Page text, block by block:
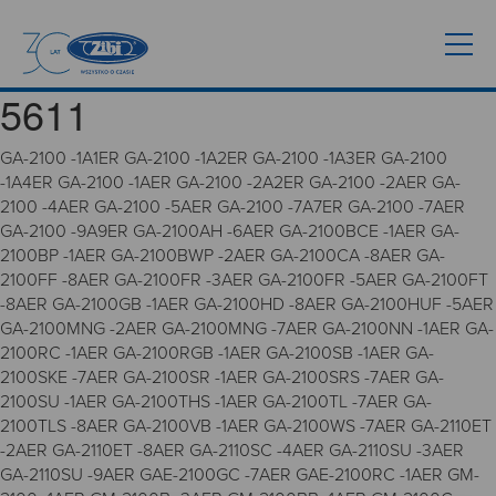
5611
GA-2100 -1A1ER GA-2100 -1A2ER GA-2100 -1A3ER GA-2100
-1A4ER GA-2100 -1AER GA-2100 -2A2ER GA-2100 -2AER GA-
2100 -4AER GA-2100 -5AER GA-2100 -7A7ER GA-2100 -7AER
GA-2100 -9A9ER GA-2100AH -6AER GA-2100BCE -1AER GA-
2100BP -1AER GA-2100BWP -2AER GA-2100CA -8AER GA-
2100FF -8AER GA-2100FR -3AER GA-2100FR -5AER GA-2100FT
-8AER GA-2100GB -1AER GA-2100HD -8AER GA-2100HUF -5AER
GA-2100MNG -2AER GA-2100MNG -7AER GA-2100NN -1AER GA-
2100RC -1AER GA-2100RGB -1AER GA-2100SB -1AER GA-
2100SKE -7AER GA-2100SR -1AER GA-2100SRS -7AER GA-
2100SU -1AER GA-2100THS -1AER GA-2100TL -7AER GA-
2100TLS -8AER GA-2100VB -1AER GA-2100WS -7AER GA-2110ET
-2AER GA-2110ET -8AER GA-2110SC -4AER GA-2110SU -3AER
GA-2110SU -9AER GAE-2100GC -7AER GAE-2100RC -1AER GM-